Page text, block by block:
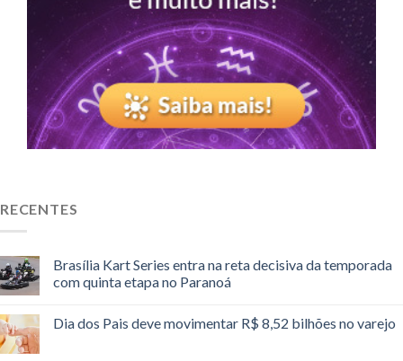
RECENTES
Brasília Kart Series entra na reta decisiva da temporada
com quinta etapa no Paranoá
Dia dos Pais deve movimentar R$ 8,52 bilhões no varejo